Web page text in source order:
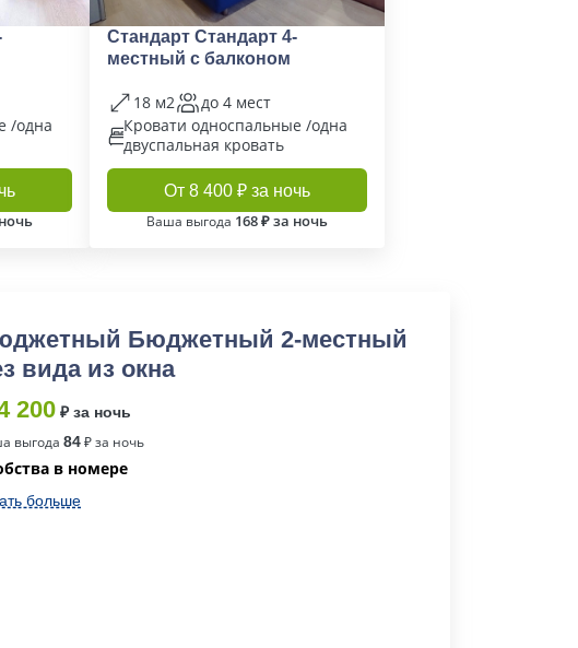
/одна
Стандарт Стандарт 4-
местный с балконом
18 м2
до 4 мест
Кровати односпальные /одна
двуспальная кровать
От 8 400 ₽ за ночь
Ваша выгода 168 ₽ за ночь
Бюджетный 2-местный
вида из окна
200 ₽ за ночь
выгода 84₽ за ночь
в номере
больше